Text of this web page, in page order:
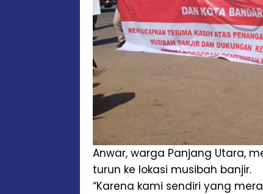
Anwar, warga Panjang Utara,
turun ke lokasi musibah banjir.
“Karena kami sendiri yang